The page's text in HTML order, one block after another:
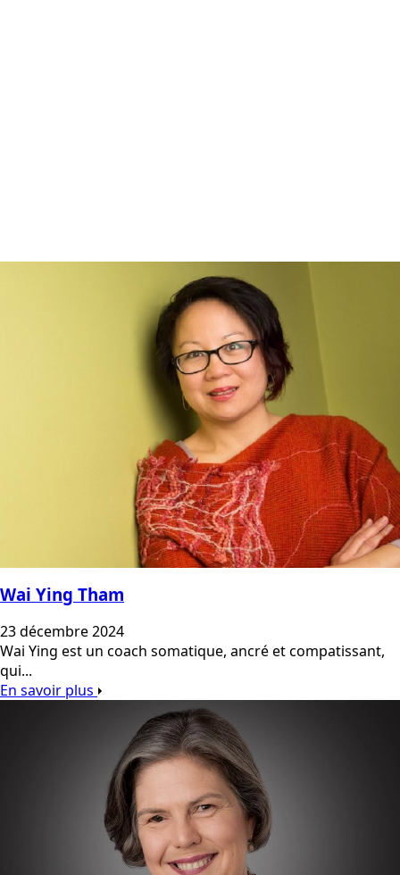
Wai Ying Tham
23 décembre 2024
Wai Ying est un coach somatique, ancré et compatissant,
qui...
En savoir plus